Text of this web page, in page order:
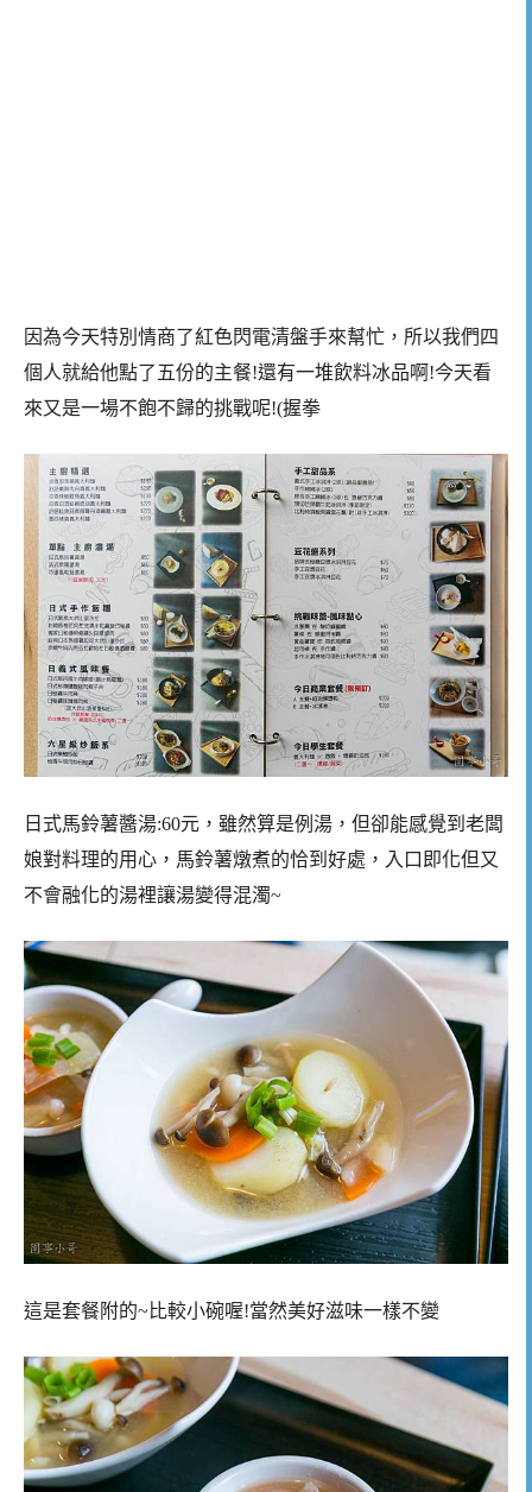
因為今天特別情商了紅色閃電清盤手來幫忙，所以我們四
個人就給他點了五份的主餐!還有一堆飲料冰品啊!今天看
來又是一場不飽不歸的挑戰呢!(握拳
日式馬鈴薯醬湯:60元，雖然算是例湯，但卻能感覺到老闆
娘對料理的用心，馬鈴薯燉煮的恰到好處，入口即化但又
不會融化的湯裡讓湯變得混濁~
這是套餐附的~比較小碗喔!當然美好滋味一樣不變